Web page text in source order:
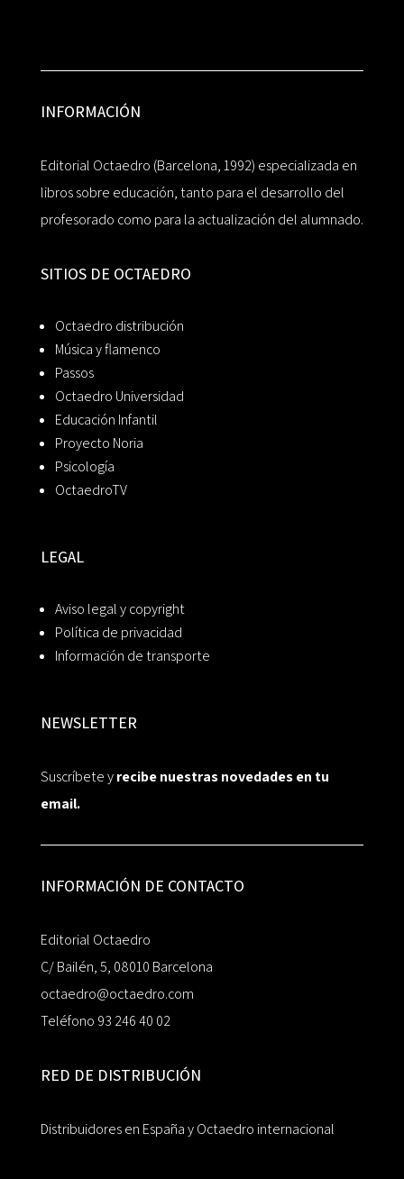
INFORMACIÓN
Editorial Octaedro (Barcelona, 1992) especializada en
libros sobre educación, tanto para el desarrollo del
profesorado como para la actualización del alumnado.
SITIOS DE OCTAEDRO
Octaedro distribución
Música y flamenco
Passos
Octaedro Universidad
Educación Infantil
Proyecto Noria
Psicología
OctaedroTV
LEGAL
Aviso legal y copyright
Política de privacidad
Información de transporte
NEWSLETTER
Suscríbete yrecibe nuestras novedades en tu
email.
INFORMACIÓN DE CONTACTO
Editorial Octaedro
C/ Bailén, 5, 08010 Barcelona
octaedro@octaedro.com
Teléfono 93 246 40 02
RED DE DISTRIBUCIÓN
Distribuidores en España y Octaedro internacional